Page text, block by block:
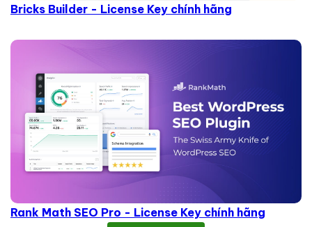
Bricks Builder - License Key chính hãng
Rank Math SEO Pro - License Key chính hãng